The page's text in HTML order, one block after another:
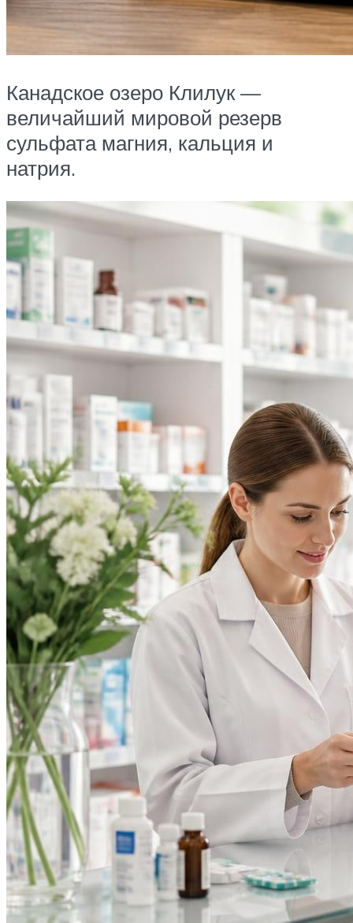
Канадское озеро Клилук —
величайший мировой резерв
сульфата магния, ‎кальция и
натрия.‎